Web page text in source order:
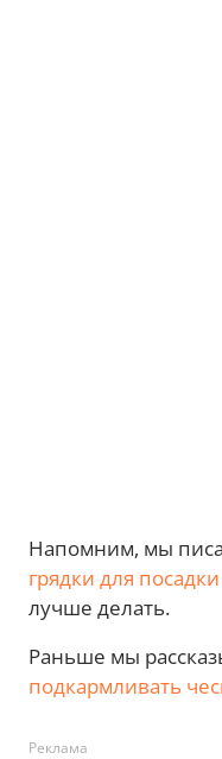
Напомним, мы
грядки для
лучше делать.
Раньше мы
подкармливать
Реклама